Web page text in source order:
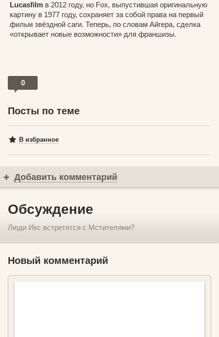
Lucasfilm в 2012 году, но Fox, выпустившая оригинальную
картину в 1977 году, сохраняет за собой права на первый
фильм звёздной саги. Теперь, по словам Айгера, сделка
«открывает новые возможности» для франшизы.
0
Посты по теме
В избранное
Добавить комментарий
Обсуждение
Люди Икс встретятся с Мстителями?
Новый комментарий